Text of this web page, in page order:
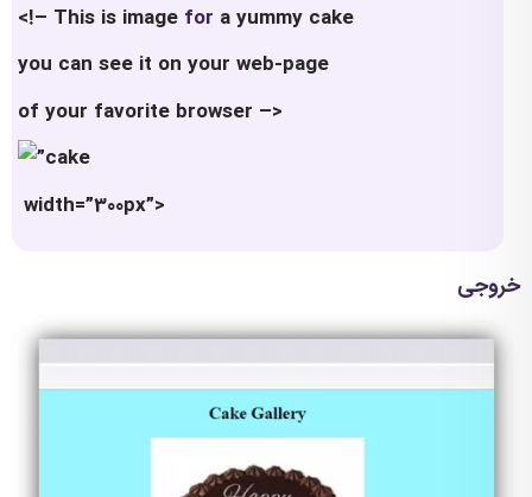
<!– This is image for a yummy cake
you can see it on your web-page
of your favorite browser –>
width=”300px”>
خروجی